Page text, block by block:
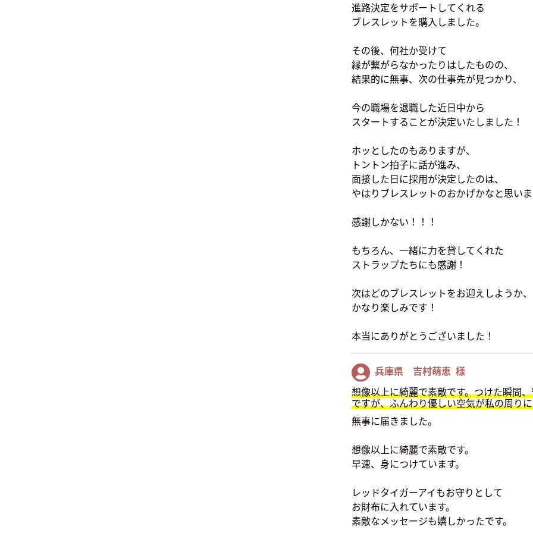
進路決定をサポートしてくれる
ブレスレットを購入しました。
その後、何社か受けて
縁が繋がらなかったりはしたものの、
結果的に無事、次の仕事先が見つかり、
今の職場を退職した近日中から
スタートすることが決定いたしました！
ホッとしたのもありますが、
トントン拍子に話が進み、
面接した日に採用が決定したのは、
やはりブレスレットのおかげかなと思い
感謝しかない！！！
もちろん、一緒に力を貸してくれた
ストラップたちにも感謝！
次はどのブレスレットをお迎えしようか、
かなり楽しみです！
本当にありがとうございました！
兵庫県 吉村萌恵 様
想像以上に綺麗で素敵です。つけた瞬間
ですが、ふんわり優しい空気が私の周り
無事に届きました。
想像以上に綺麗で素敵です。
早速、身につけています。
レッドタイガーアイもお守りとして
お財布に入れています。
素敵なメッセージも嬉しかったです。